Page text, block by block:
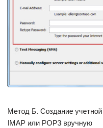
Метод Б. Создание
IMAP или POP3 вручную